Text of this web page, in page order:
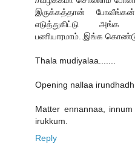
இருக்கத்தான்
எடுத்துகிட்டு அங்க
பணியாரமாம்..இங்க
Thala mudiyalaa.......
Opening nallaa
Matter ennannaa,
irukkum.
Reply